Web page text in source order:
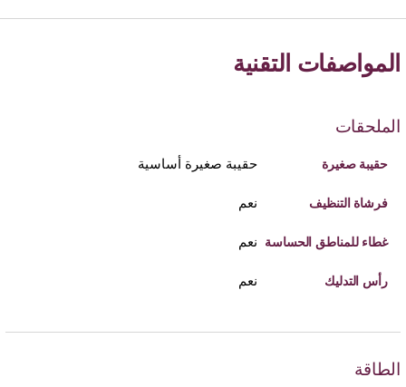
المواصفات التقنية
الملحقات
حقيبة صغيرة حقيبة صغيرة أساسية
فرشاة التنظيف نعم
غطاء للمناطق الحساسة نعم
رأس التدليك نعم
الطاقة